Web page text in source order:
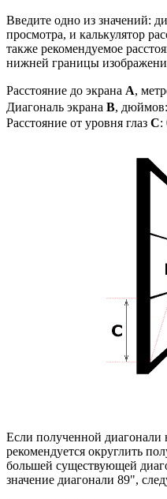
Введите одно из значений:
просмотра, и калькулятор
также рекомендуемое
нижней границы
Расстояние до экрана A,
Диагональ экрана B, дюймов:
Расстояние от уровня глаз C:
Если полученной диагонали
рекомендуется округлить
большей существующей
значение диагонали 89",